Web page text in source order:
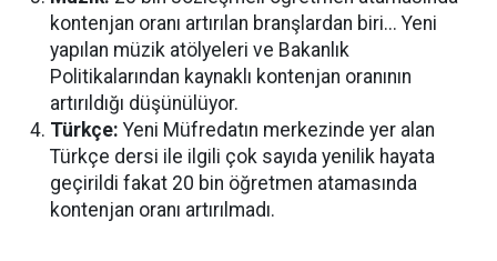
kontenjan oranı artırılan branşlardan biri... Yeni
yapılan müzik atölyeleri ve Bakanlık
Politikalarından kaynaklı kontenjan oranının
artırıldığı düşünülüyor.
Türkçe: Yeni Müfredatın merkezinde yer alan
Türkçe dersi ile ilgili çok sayıda yenilik hayata
geçirildi fakat 20 bin öğretmen atamasında
kontenjan oranı artırılmadı.